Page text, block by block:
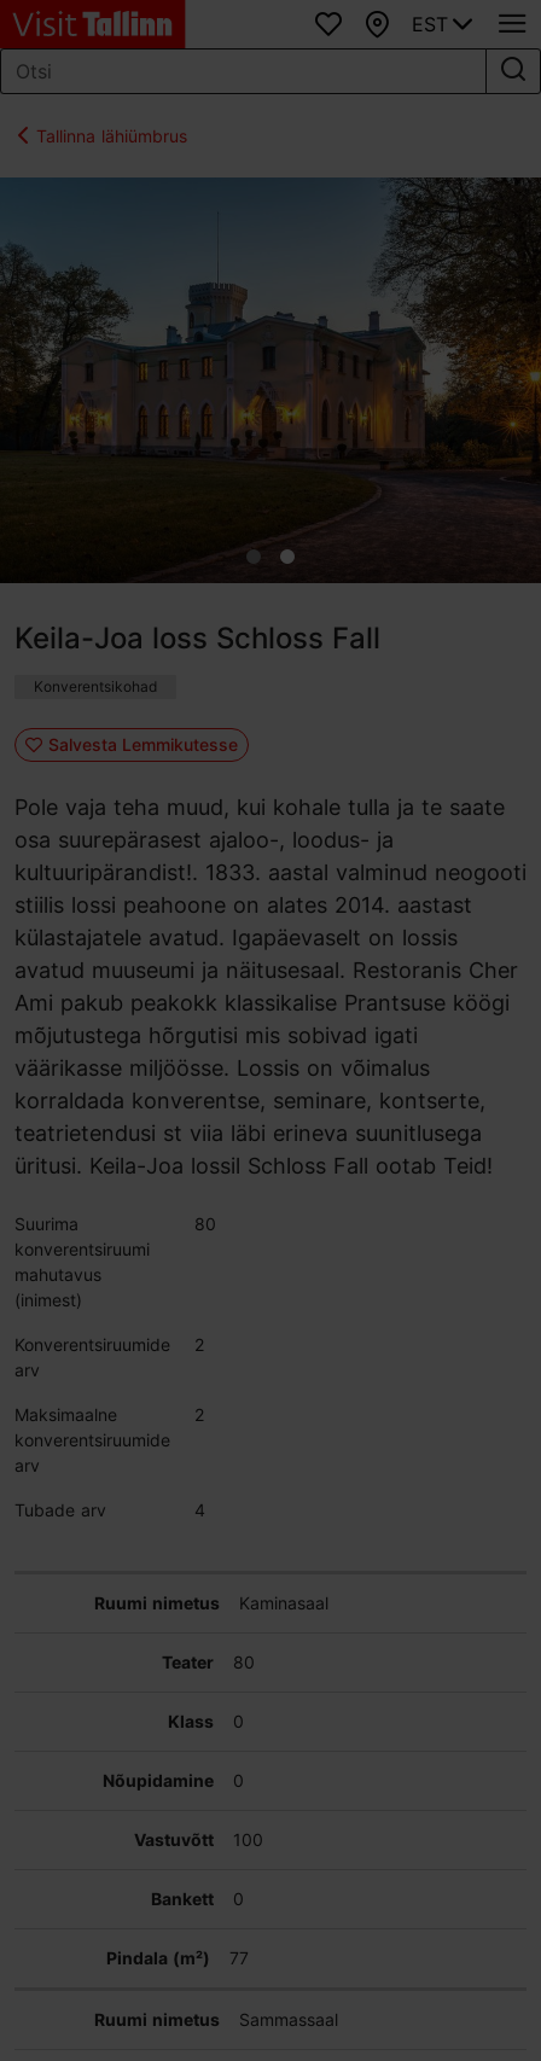
Lemmikud
Kaart
EST
Tallinna lähiümbrus
Keila-Joa loss Schloss Fall
Konverentsikohad
Salvesta Lemmikutesse
Pole vaja teha muud, kui kohale tulla ja te saate
osa suurepärasest ajaloo-, loodus- ja
kultuuripärandist!. 1833. aastal valminud neogooti
stiilis lossi peahoone on alates 2014. aastast
külastajatele avatud. Igapäevaselt on lossis
avatud muuseumi ja näitusesaal. Restoranis Cher
Ami pakub peakokk klassikalise Prantsuse köögi
mõjutustega hõrgutisi mis sobivad igati
väärikasse miljöösse. Lossis on võimalus
korraldada konverentse, seminare, kontserte,
teatrietendusi st viia läbi erineva suunitlusega
üritusi. Keila-Joa lossil Schloss Fall ootab Teid!
Suurima
konverentsiruumi
mahutavus
(inimest)
80
Konverentsiruumide
arv
2
Maksimaalne
konverentsiruumide
arv
2
Tubade arv 4
Kaminasaal
80
0
0
100
0
77
Sammassaal